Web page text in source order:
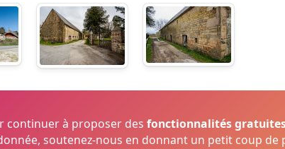
continuer à proposer desfonctionnalités
soutenez-nous en donnant un petit coup de